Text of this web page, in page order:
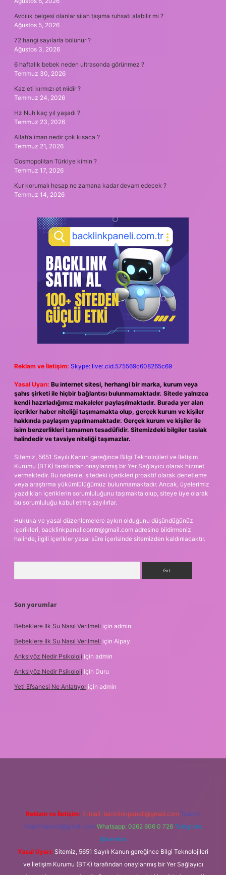
Avcılık belgesi olanlar silah taşıma ruhsatı alabilir mi ?
Ağustos 5, 2026
72 hangi sayılarla bölünür ?
Ağustos 3, 2026
6 haftalık bebek neden ultrasonda görünmez ?
Temmuz 30, 2026
Kaz eti kırmızı et midir ?
Temmuz 24, 2026
Hz Nuh kaç yıl yaşadı ?
Temmuz 23, 2026
Allah’a iman nedir çok kısaca ?
Temmuz 21, 2026
Cosmopolitan Türkiye kimin ?
Temmuz 17, 2026
Kur korumalı hesap ne zamana kadar devam edecek ?
Temmuz 14, 2026
Reklam ve İletişim: Skype: live:.cid.575569c608265c69
Yasal Uyarı: Bu internet sitesi, herhangi bir marka, kurum veya
şahıs şirketi ile hiçbir bağlantısı bulunmamaktadır. Sitede yalnızca
kendi hazırladığımız makaleler paylaşılmaktadır. Burada yer alan
içerikler haber niteliği taşımamakta olup, gerçek kurum ve kişiler
hakkında paylaşım yapılmamaktadır. Gerçek kurum ve kişiler ile
isim benzerlikleri tamamen tesadüfidir. Sitemizdeki bilgiler taslak
halindedir ve tavsiye niteliği taşımazlar.
Sitemiz, 5651 Sayılı Kanun gereğince Bilgi Teknolojileri ve İletişim
Kurumu (BTK) tarafından onaylanmış bir Yer Sağlayıcı olarak hizmet
vermektedir. Bu nedenle, sitedeki içerikleri proaktif olarak denetleme
veya araştırma yükümlülüğümüz bulunmamaktadır. Ancak, üyelerimiz
yazdıkları içeriklerin sorumluluğunu taşımakta olup, siteye üye olarak
bu sorumluluğu kabul etmiş sayılırlar.
Hukuka ve yasal düzenlemelere aykırı olduğunu düşündüğünüz
içerikleri, backlinkpanelicomtr@gmail.com adresine bildirmeniz
halinde, ilgili içerikler yasal süre içerisinde sitemizden kaldırılacaktır.
Son yorumlar
Bebeklere Ilk Su Nasıl Verilmeli için admin
Bebeklere Ilk Su Nasıl Verilmeli için Alpay
Anksiyöz Nedir Psikoloji için admin
Anksiyöz Nedir Psikoloji için Duru
Yeti Efsanesi Ne Anlatıyor için admin
Reklam ve İletişim: E-mail: backlinkpaneli@gmail.com Teams:
forumhizmeti@gmail.com Whatsapp: 0262 606 0 726 Telegram:
@karabul
Yasal Uyarı: Sitemiz, 5651 Sayılı Kanun gereğince Bilgi Teknolojileri
ve İletişim Kurumu (BTK) tarafından onaylanmış bir Yer Sağlayıcı